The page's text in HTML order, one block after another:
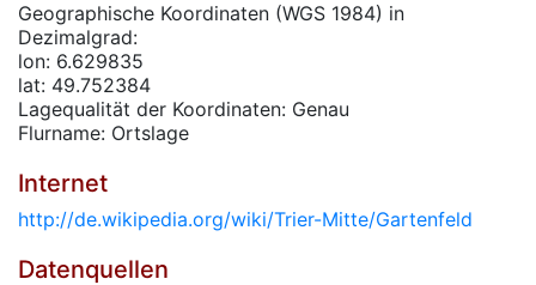
Geographische Koordinaten (WGS 1984) in
Dezimalgrad:
lon: 6.629835
lat: 49.752384
Lagequalität der Koordinaten: Genau
Flurname: Ortslage
Internet
http://de.wikipedia.org/wiki/Trier-Mitte/Gartenfeld
Datenquellen